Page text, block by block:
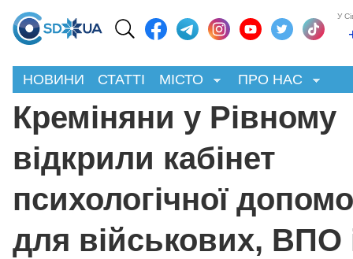
У
НОВИНИ СТАТТІ МІСТО ПРО НАС
Креміняни у Рівному
відкрили кабінет
психологічної
для військових, ВПО